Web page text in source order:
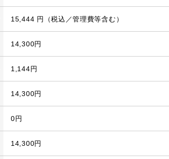
15,444 円（税込／管理費等含む）
14,300円
1,144円
14,300円
0円
14,300円